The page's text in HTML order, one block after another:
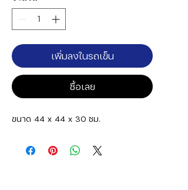
เพิ่มลงในรถเข็น
ซื้อเลย
ขนาด 44 x 44 x 30 ซม.